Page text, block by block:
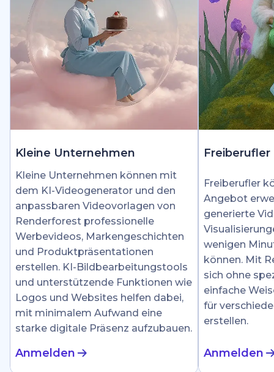
Kleine Unternehmen
Kleine Unternehmen können mit
dem KI-Videogenerator und den
anpassbaren Videovorlagen von
Renderforest professionelle
Werbevideos, Markengeschichten
und Produktpräsentationen
erstellen. KI-Bildbearbeitungstools
und unterstützende Funktionen wie
Logos und Websites helfen dabei,
mit minimalem Aufwand eine
starke digitale Präsenz aufzubauen.
Anmelden
Freiberufler
Freiberufler
Angebot
generierte
wenigen
können. Mit
sich ohne
einfache
für
erstellen.
Anmelden